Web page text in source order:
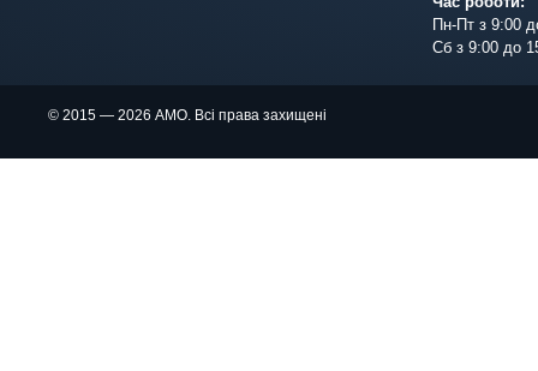
Пн-Пт з 9:00
Сб з 9:00 до
© 2015 — 2026 АМО. Всі права захищені